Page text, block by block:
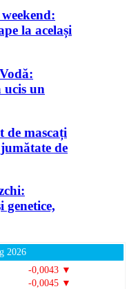
la același
un
mascați
de
genetice,
2026
-0,0043 ▼
-0,0045 ▼